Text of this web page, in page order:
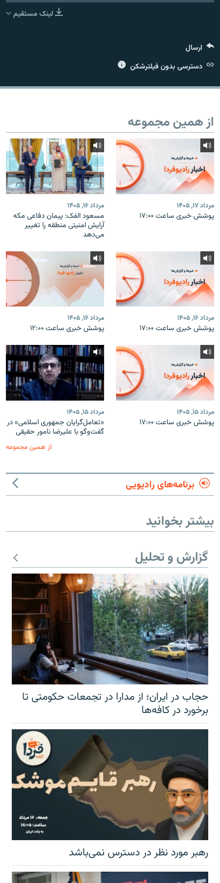
لینک مستقیم
ارسال
دسترسی بدون فیلترشکن
از همین مجموعه
مرداد ۱۷, ۱۴۰۵
پوشش خبری ساعت ۱۷:۰۰
مرداد ۱۶, ۱۴۰۵
مسعود الفک: پیمان دفاعی مکه
آرایش امنیتی منطقه را تغییر
می‌دهد
مرداد ۱۶, ۱۴۰۵
پوشش خبری ساعت ۱۷:۰۰
مرداد ۱۶, ۱۴۰۵
پوشش خبری ساعت ۱۲:۰۰
مرداد ۱۵, ۱۴۰۵
پوشش خبری ساعت ۱۷:۰۰
مرداد ۱۵, ۱۴۰۵
«تعامل‌گرایان جمهوری اسلامی» در
گفت‌وگو با علیرضا نامور حقیقی
از همین مجموعه
برنامه‌های رادیویی
بیشتر بخوانید
گزارش و تحلیل
حجاب در ایران؛ از مدارا در تجمعات حکومتی تا
برخورد در کافه‌ها
رهبر مورد نظر در دسترس نمی‌باشد